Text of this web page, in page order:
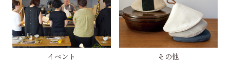
イベント その他